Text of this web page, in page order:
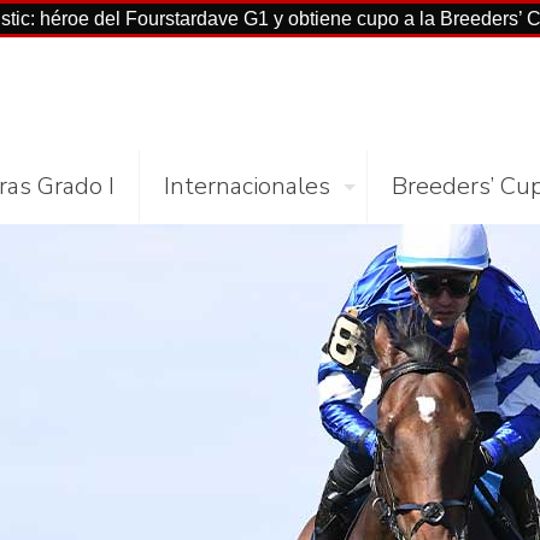
Fourstardave G1 y obtiene cupo a la Breeders’ Cup Mile
Grado I Internacionales Breeders’